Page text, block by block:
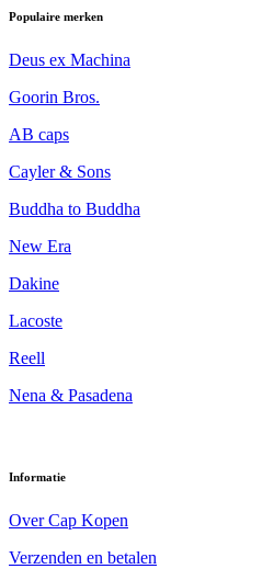
Populaire merken
Deus ex Machina
Goorin Bros.
AB caps
Cayler & Sons
Buddha to Buddha
New Era
Dakine
Lacoste
Reell
Nena & Pasadena
Informatie
Over Cap Kopen
Verzenden en betalen